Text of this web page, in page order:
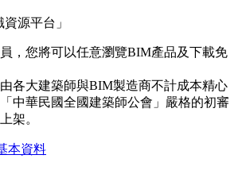
資源平台」
，您將可以任意瀏覽BIM產品及下載免
各大建築師與BIM製造商不計成本精心
中華民國全國建築師公會」嚴格的初審
架。
本資料